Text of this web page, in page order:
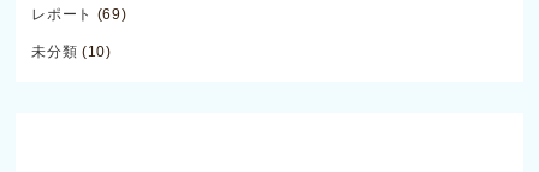
レポート (69)
未分類 (10)